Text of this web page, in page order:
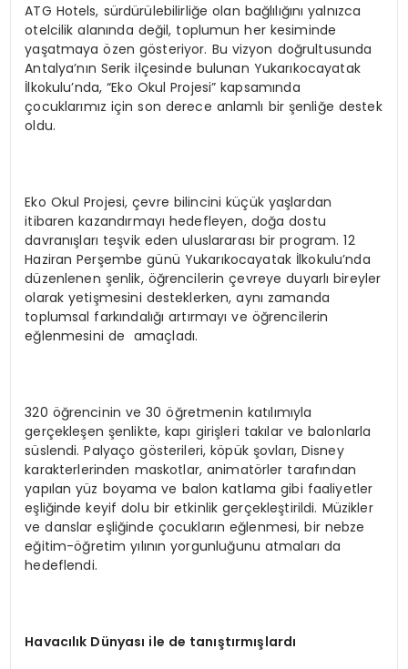
ATG Hotels, sürdürülebilirliğe olan bağlılığını yalnızca
otelcilik alanında değil, toplumun her kesiminde
yaşatmaya özen gösteriyor. Bu vizyon doğrultusunda
Antalya’nın Serik ilçesinde bulunan Yukarıkocayatak
İlkokulu’nda, “Eko Okul Projesi” kapsamında
çocuklarımız için son derece anlamlı bir şenliğe destek
oldu.
Eko Okul Projesi, çevre bilincini küçük yaşlardan
itibaren kazandırmayı hedefleyen, doğa dostu
davranışları teşvik eden uluslararası bir program. 12
Haziran Perşembe günü Yukarıkocayatak İlkokulu’nda
düzenlenen şenlik, öğrencilerin çevreye duyarlı bireyler
olarak yetişmesini desteklerken, aynı zamanda
toplumsal farkındalığı artırmayı ve öğrencilerin
eğlenmesini de amaçladı.
320 öğrencinin ve 30 öğretmenin katılımıyla
gerçekleşen şenlikte, kapı girişleri takılar ve balonlarla
süslendi. Palyaço gösterileri, köpük şovları, Disney
karakterlerinden maskotlar, animatörler tarafından
yapılan yüz boyama ve balon katlama gibi faaliyetler
eşliğinde keyif dolu bir etkinlik gerçekleştirildi. Müzikler
ve danslar eşliğinde çocukların eğlenmesi, bir nebze
eğitim-öğretim yılının yorgunluğunu atmaları da
hedeflendi.
Havacılık Dünyası ile de tanıştırmışlardı